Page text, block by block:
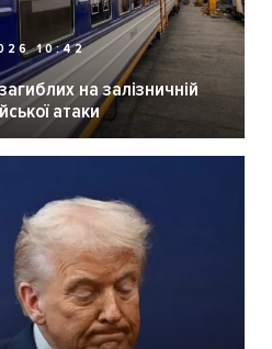
10:42
на залізничній
атаки